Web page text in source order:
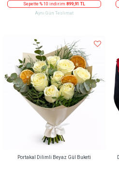
Sepette % 10 indirim 899,91 TL
Aynı Gün Teslimat
Portakal Dilimli Beyaz Gül Buketi